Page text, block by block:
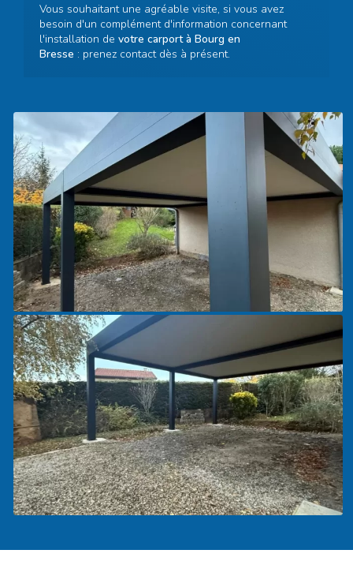
Vous souhaitant une agréable visite, si vous avez
besoin d'un complément d'information concernant
l'installation de votre carport à Bourg en
Bresse : prenez contact dès à présent.